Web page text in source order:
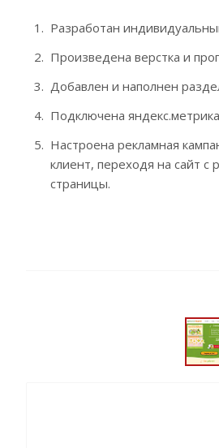
Разработан
Произведена верстка и
Добавлен и наполнен
Подключена
Настроена рекламная
клиент, переходя на сайт с
страницы.